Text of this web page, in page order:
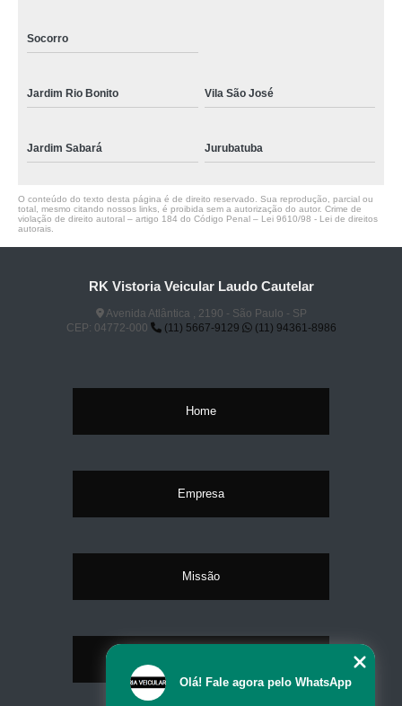
Socorro
Jardim Rio Bonito Vila São José
Jardim Sabará Jurubatuba
O conteúdo do texto desta página é de direito reservado. Sua reprodução, parcial ou
total, mesmo citando nossos links, é proibida sem a autorização do autor. Crime de
violação de direito autoral – artigo 184 do Código Penal – Lei 9610/98 - Lei de direitos
autorais
RK Vistoria Veicular Laudo Cautelar
Avenida Atlântica , 2190 - São Paulo - SP
CEP: 04772-000
(11) 5667-9129 (11) 94361-8986
Home
Empresa
Missão
Olá! Fale agora pelo WhatsApp